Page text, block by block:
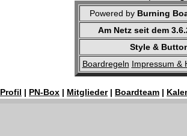
Powered by Burning
Am Netz seit dem
Style &
Boardregeln Impressum &
Profil | PN-Box | Mitglieder| Boardteam |